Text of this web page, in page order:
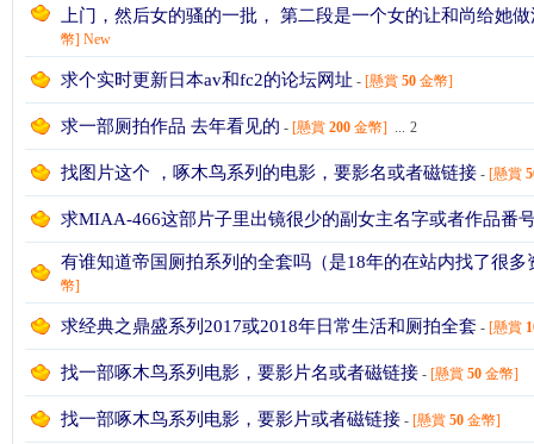
壇,
上门，然后女的骚的一批， 第二段是一个女的让和尚给她
幣] New
求个实时更新日本av和fc2的论坛网址 - [懸賞 50金幣]
求一部厕拍作品 去年看见的 - [懸賞 200金幣] ... 2
找图片这个 ，啄木鸟系列的电影，要影名或者磁链接- [懸賞
求MIAA-466这部片子里出镜很少的副女主名字或者作品番
有谁知道帝国厕拍系列的全套吗（是18年的在站内找了很多
幣]
求经典之鼎盛系列2017或2018年日常生活和厕拍全套 - [懸賞
找一部啄木鸟系列电影，要影片名或者磁链接- [懸賞 50金幣]
找一部啄木鸟系列电影，要影片或者磁链接- [懸賞 50金幣]